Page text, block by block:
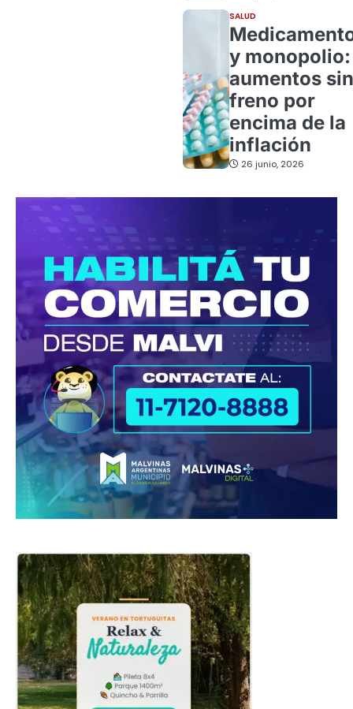
SALUD
y monopolio:
aumentos sin
freno por
encima de la
inflación
26 junio, 2026